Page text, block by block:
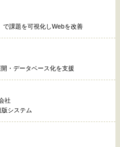
課題を可視化しWebを改善
・データベース化を支援
社
システム